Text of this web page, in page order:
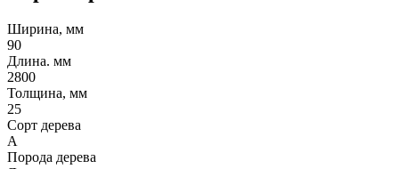
Ширина, мм
90
Длина. мм
2800
Толщина, мм
25
Сорт дерева
А
Порода дерева